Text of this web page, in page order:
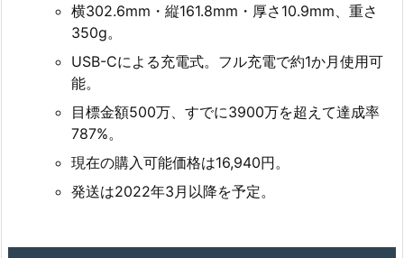
横302.6mm・縦161.8mm・厚さ10.9mm、重さ
350g。
USB-Cによる充電式。フル充電で約1か月使用可
能。
目標金額500万、すでに3900万を超えて達成率
787%。
現在の購入可能価格は16,940円。
発送は2022年3月以降を予定。